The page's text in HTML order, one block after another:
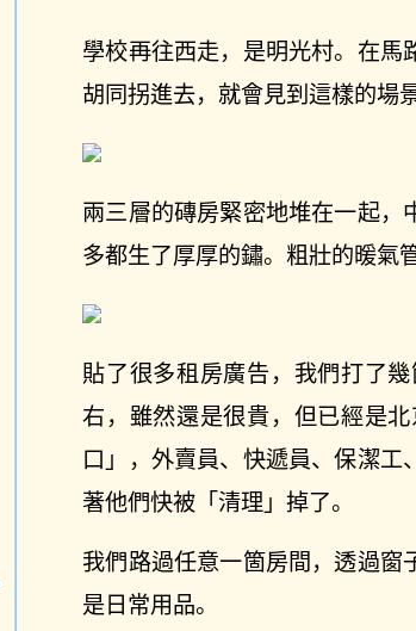
學校再往西走，是明光村。在
胡同拐進去，就會見到這樣的場
兩三層的磚房緊密地堆在一起
多都生了厚厚的鏽。粗壯的暖氣
貼了很多租房廣告，我們打了
右，雖然還是很貴，但已經是
口」，外賣員、快遞員、保潔
著他們快被「清理」掉了。
我們路過任意一箇房間，透過
是日常用品。